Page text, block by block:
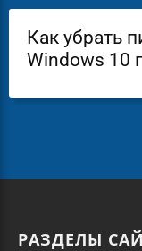
Как убрать
Windows 10
РАЗДЕЛЫ